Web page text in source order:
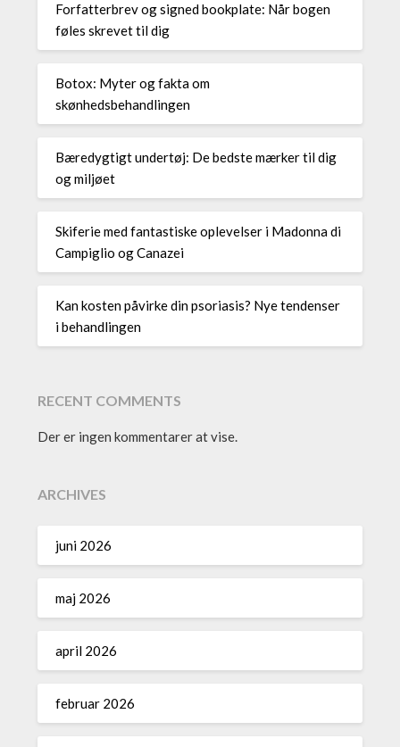
Forfatterbrev og signed bookplate: Når bogen
føles skrevet til dig
Botox: Myter og fakta om
skønhedsbehandlingen
Bæredygtigt undertøj: De bedste mærker til dig
og miljøet
Skiferie med fantastiske oplevelser i Madonna di
Campiglio og Canazei
Kan kosten påvirke din psoriasis? Nye tendenser
i behandlingen
RECENT COMMENTS
Der er ingen kommentarer at vise.
ARCHIVES
juni 2026
maj 2026
april 2026
februar 2026